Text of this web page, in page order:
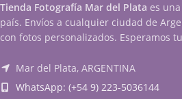
Tienda Fotografía Mar del Plata es
país. Envíos a cualquier ciudad de
con fotos personalizados. Esperamos
Mar del Plata, ARGENTINA
WhatsApp: (+54 9) 223-5036144